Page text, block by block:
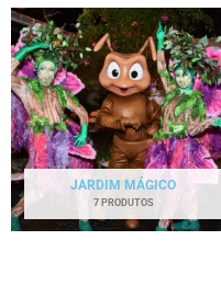
JARDIM MÁGICO
7 PRODUTOS